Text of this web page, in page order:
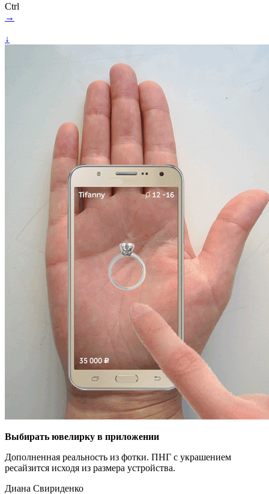
Ctrl
→
↓
Выбирать ювелирку в приложении
Дополненная реальность из фотки. ПНГ с украшением
ресайзится исходя из размера устройства.
Диана Свириденко